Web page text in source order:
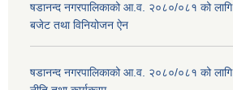
षडानन्द नगरपालिकाको आ.व. २०८०/०८१ को लागि
बजेट तथा विनियोजन ऐन
षडानन्द नगरपालिकाको आ.व. २०८०/०८१ को लागि